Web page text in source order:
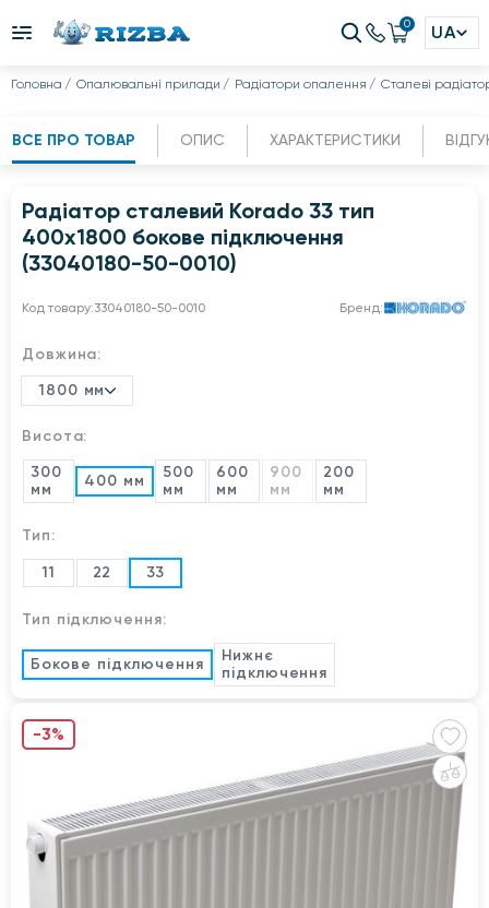
0 UA
Головна Опалювальні прилади Радіатори опалення Сталеві
ВСЕ ПРО ТОВАР ОПИС ХАРАКТЕРИСТИКИ
Радіатор сталевий Korado 33 тип
400x1800 бокове підключення
(33040180-50-0010)
Код товару:33040180-50-0010 Бренд:
Довжина:
1800 мм
Висота:
300
мм
400 мм
500
мм
600
мм
900
мм
200
мм
Тип:
11
22 33
Тип підключення:
Бокове підключення
Нижнє
підключення
-3%